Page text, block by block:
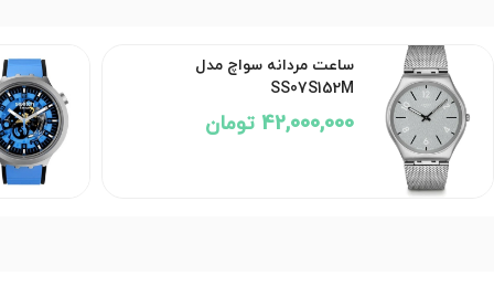
ساعت مردانه سواچ مدل
SS07S152M
42,000,000 تومان